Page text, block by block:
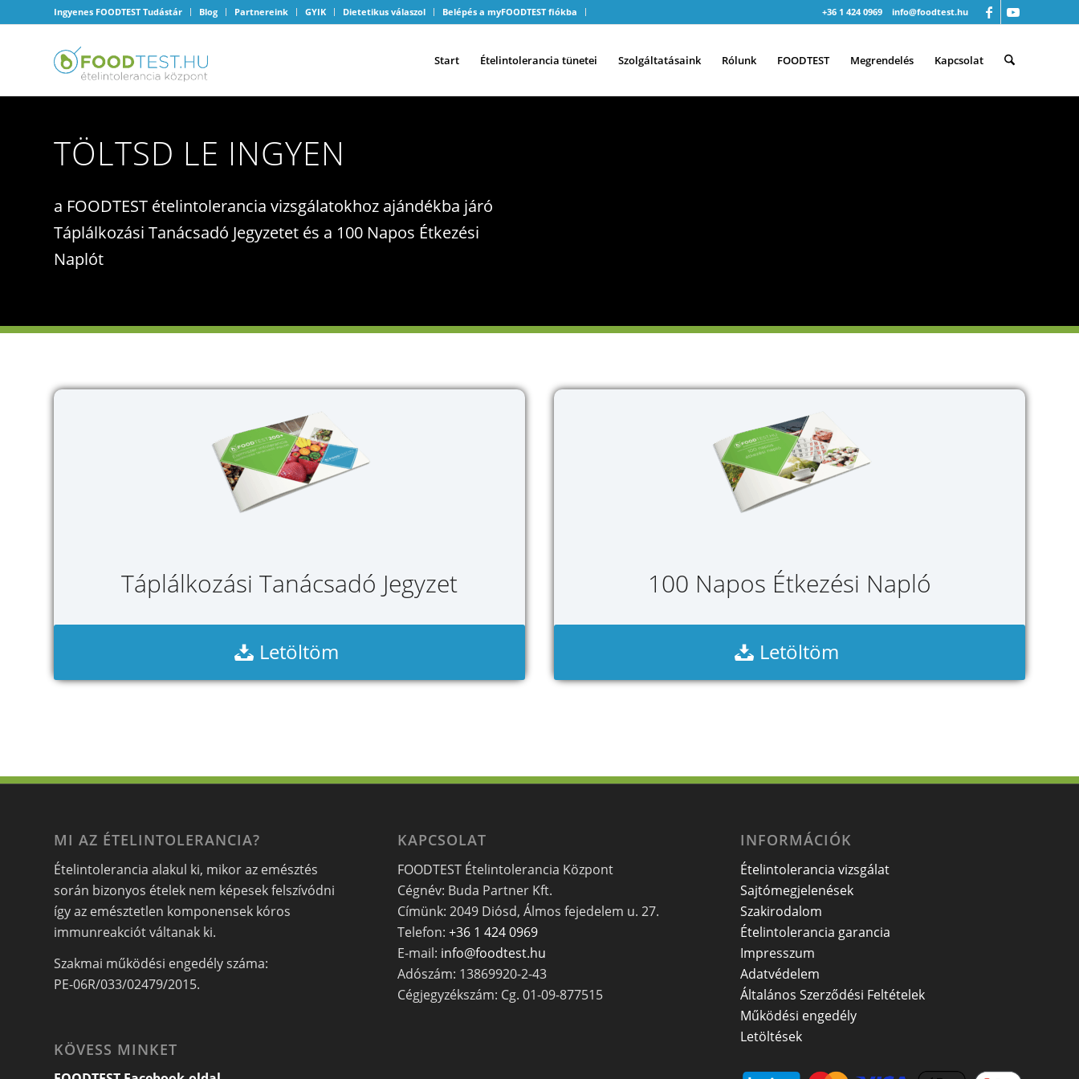
Ingyenes FOODTEST Tudástár Blog Partnereink GYIK Dietetikus válaszol Belépés a myFOODTEST fiókba +36 1 424 0969 info@foodtest.hu
Start Ételintolerancia tünetei Szolgáltatásaink Rólunk FOODTEST Megrendelés Kapcsolat
TÖLTSD LE INGYEN
a FOODTEST ételintolerancia vizsgálatokhoz ajándékba járó
Táplálkozási Tanácsadó Jegyzetet és a 100 Napos Étkezési
Naplót
Táplálkozási Tanácsadó Jegyzet
Letöltöm
100 Napos Étkezési Napló
Letöltöm
MI AZ ÉTELINTOLERANCIA?
Ételintolerancia alakul ki, mikor az emésztés
során bizonyos ételek nem képesek felszívódni
így az emésztetlen komponensek kóros
immunreakciót váltanak ki.
Szakmai működési engedély száma:
PE-06R/033/02479/2015.
KÖVESS MINKET
KAPCSOLAT
FOODTEST Ételintolerancia Központ
Cégnév: Buda Partner Kft.
Címünk: 2049 Diósd, Álmos fejedelem u. 27.
Telefon: +36 1 424 0969
E-mail: info@foodtest.hu
Adószám: 13869920-2-43
Cégjegyzékszám: Cg. 01-09-877515
INFORMÁCIÓK
Ételintolerancia vizsgálat
Sajtómegjelenések
Szakirodalom
Ételintolerancia garancia
Impresszum
Adatvédelem
Általános Szerződési Feltételek
Működési engedély
Letöltések